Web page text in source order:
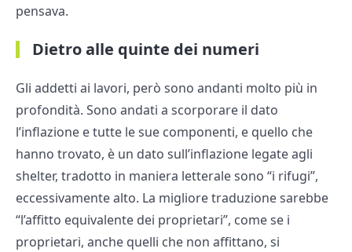
pensava.
Dietro alle quinte dei numeri
Gli addetti ai lavori, però sono andanti molto più in
profondità. Sono andati a scorporare il dato
l’inflazione e tutte le sue componenti, e quello che
hanno trovato, è un dato sull’inflazione legate agli
shelter, tradotto in maniera letterale sono “i rifugi”,
eccessivamente alto. La migliore traduzione sarebbe
“l’affitto equivalente dei proprietari”, come se i
proprietari, anche quelli che non affittano, si